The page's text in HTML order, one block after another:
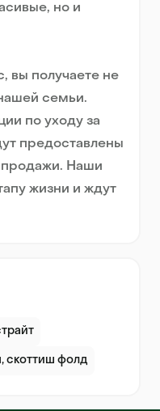
но и
вы получаете не
семьи.
по уходу за
предоставлены
продажи. Наши
жизни и ждут
скоттиш фолд